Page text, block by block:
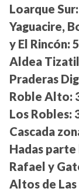
Loarque Sur:
Yaguacire,
y El Rincón:
Aldea
Praderas
Roble Alto:
Los Robles:
Cascada
Hadas
Rafael y
Altos de Las